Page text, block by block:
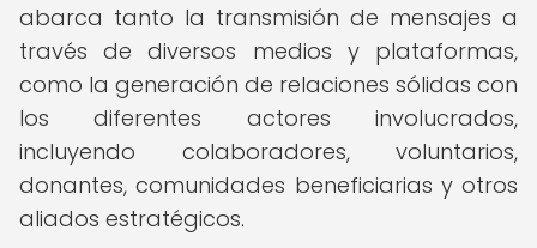
abarca tanto la transmisión de mensajes a
través de diversos medios y plataformas,
como la generación de relaciones sólidas con
los diferentes actores involucrados,
incluyendo colaboradores, voluntarios,
donantes, comunidades beneficiarias y otros
aliados estratégicos.